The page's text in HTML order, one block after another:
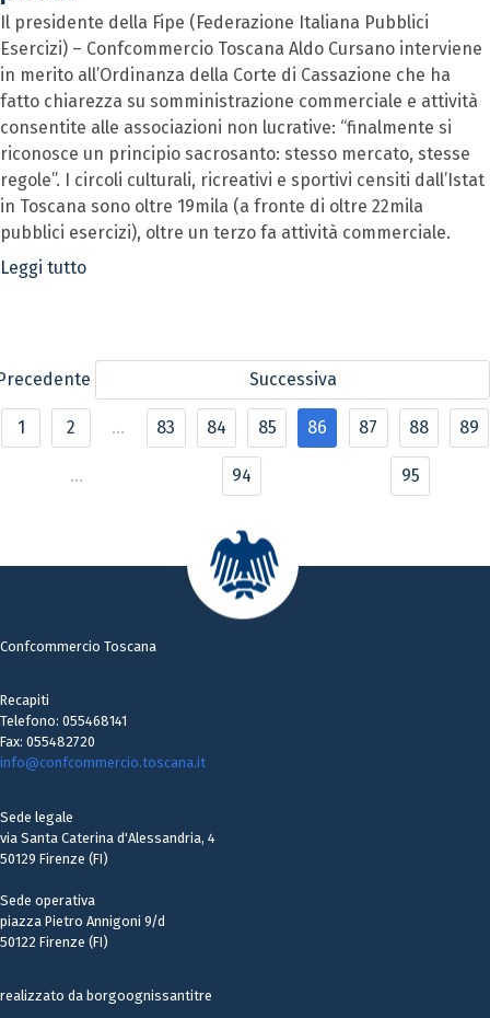
Il presidente della Fipe (Federazione Italiana Pubblici
Esercizi) – Confcommercio Toscana Aldo Cursano interviene
in merito all’Ordinanza della Corte di Cassazione che ha
fatto chiarezza su somministrazione commerciale e attività
consentite alle associazioni non lucrative: “finalmente si
riconosce un principio sacrosanto: stesso mercato, stesse
regole”. I circoli culturali, ricreativi e sportivi censiti dall’Istat
in Toscana sono oltre 19mila (a fronte di oltre 22mila
pubblici esercizi), oltre un terzo fa attività commerciale.
Leggi tutto
Successiva
1 2 ... 83 84 85 86 87 88 89
... 94 95
Confcommercio Toscana
Recapiti
Telefono: 055468141
Fax: 055482720
info@confcommercio.toscana.it
Sede legale
via Santa Caterina d'Alessandria, 4
50129 Firenze (FI)
Sede operativa
piazza Pietro Annigoni 9/d
50122 Firenze (FI)
realizzato da borgoognissantitre